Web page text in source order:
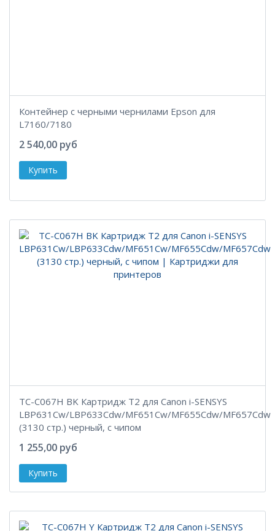
Контейнер с черными чернилами Epson для
L7160/7180
2 540,00 руб
TC-C067H BK Картридж T2 для Canon i-SENSYS
LBP631Cw/LBP633Cdw/MF651Cw/MF655Cdw/MF657Cdw
(3130 стр.) черный, с чипом
1 255,00 руб